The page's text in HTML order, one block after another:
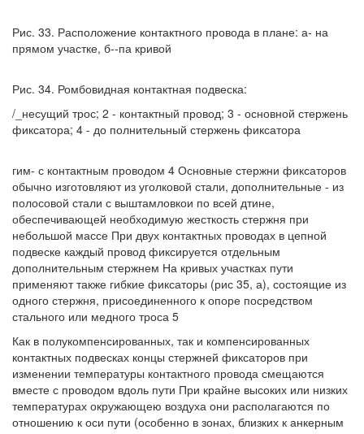
Рис. 33. Расположение контактного провода в плане: а- на
прямом участке, б--па кривой
Рис. 34. Ромбовидная контактная подвеска:
/_несущий трос; 2 - контактный провод; 3 - основной стержень
фиксатора; 4 - до полнительный стержень фиксатора
гим- с контактным проводом 4 Основные стержни фиксаторов
обычно изготовляют из уголковой стали, дополнительные - из
полосовой стали с выштамловкои по всей дтине,
обеспечивающей необходимую жесткость стержня при
небольшой массе При двух контактных проводах в цепной
подвеске каждый провод фиксируется отдельным
дополнительным стержнем На кривых участках пути
применяют также гибкие фиксаторы (рис 35, а), состоящие из
одного стержня, присоединенного к опоре посредством
стального или медного троса 5
Как в полукомпенсированных, так и компенсированных
контактных подвесках концы стержней фиксаторов при
изменении температуры контактного провода смещаются
вместе с проводом вдоль пути При крайне высоких или низких
температурах окружающею воздуха они располагаются по
отношению к оси пути (особенно в зонах, близких к анкерным